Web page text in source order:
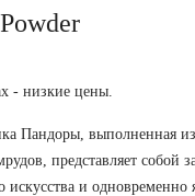
- низкие цены.
Пандоры, выполненная из
представляет собой
искусства и одновременно